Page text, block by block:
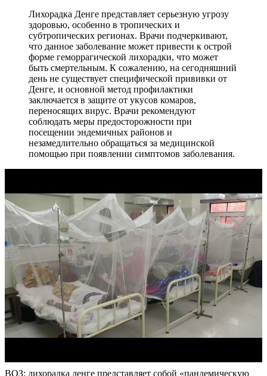
Лихорадка Денге представляет серьезную угрозу
здоровью, особенно в тропических и
субтропических регионах. Врачи подчеркивают,
что данное заболевание может привести к острой
форме геморрагической лихорадки, что может
быть смертельным. К сожалению, на сегодняшний
день не существует специфической прививки от
Денге, и основной метод профилактики
заключается в защите от укусов комаров,
переносящих вирус. Врачи рекомендуют
соблюдать меры предосторожности при
посещении эндемичных районов и
незамедлительно обращаться за медицинской
помощью при появлении симптомов заболевания.
ВОЗ: лихорадка денге представляет собой «пандемическую